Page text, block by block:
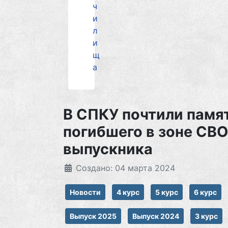
ч
и
л
и
щ
а
В СПКУ почтили
погибшего в зоне СВО
выпускника
Создано: 04 марта 2024
Новости 4 курс 5 курс 6 курс
Выпуск 2025 Выпуск 2024 3 курс